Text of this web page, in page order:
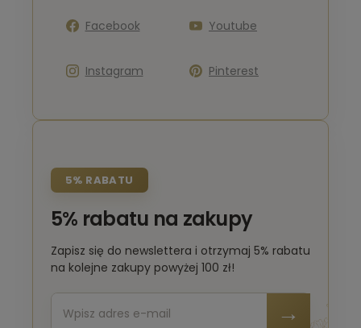
Facebook Youtube
Instagram Pinterest
5% RABATU
5% rabatu na zakupy
Zapisz się do newslettera i otrzymaj 5% rabatu
na kolejne zakupy powyżej 100 zł!